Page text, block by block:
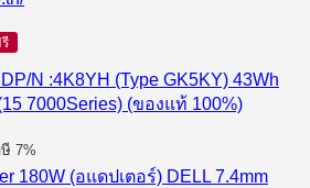
N :4K8YH (Type GK5KY) 43Wh
7000Series) (ของแท้ 100%)
7%